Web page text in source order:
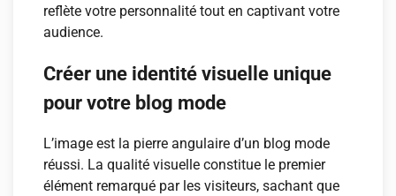
reflète votre personnalité tout en captivant votre
audience.
Créer une identité visuelle unique
pour votre blog mode
L’image est la pierre angulaire d’un blog mode
réussi. La qualité visuelle constitue le premier
élément remarqué par les visiteurs, sachant que